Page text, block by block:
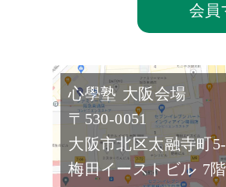
会員
心學塾 大阪会場
〒530-0051
大阪市北区太融寺町
梅田イーストビル 7